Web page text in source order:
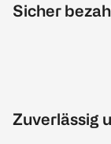
Sicher
Zuverlässig